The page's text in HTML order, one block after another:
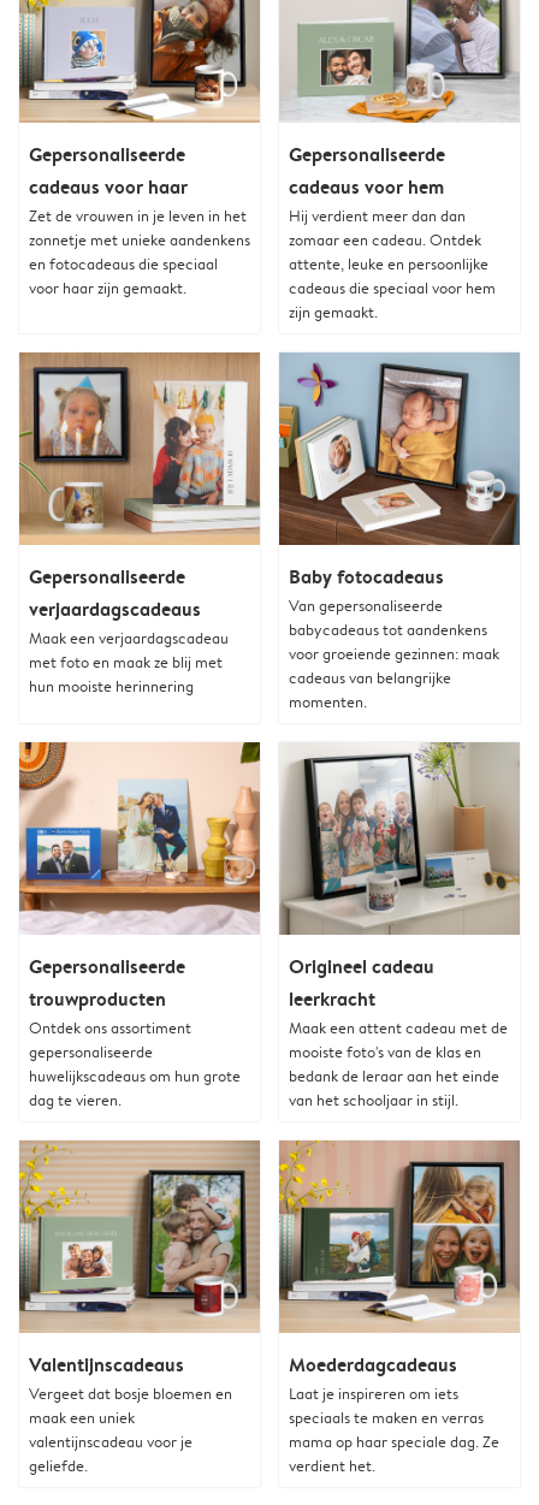
Gepersonaliseerde
cadeaus voor haar
Zet de vrouwen in je leven in het
zonnetje met unieke aandenkens
en fotocadeaus die speciaal
voor haar zijn gemaakt.
Gepersonaliseerde
cadeaus voor hem
Hij verdient meer dan dan
zomaar een cadeau. Ontdek
attente, leuke en persoonlijke
cadeaus die speciaal voor hem
zijn gemaakt.
Gepersonaliseerde
verjaardagscadeaus
Maak een verjaardagscadeau
met foto en maak ze blij met
hun mooiste herinnering
Baby fotocadeaus
Van gepersonaliseerde
babycadeaus tot aandenkens
voor groeiende gezinnen: maak
cadeaus van belangrijke
momenten.
Gepersonaliseerde
trouwproducten
Ontdek ons assortiment
gepersonaliseerde
huwelijkscadeaus om hun grote
dag te vieren.
Origineel cadeau
leerkracht
Maak een attent cadeau met de
mooiste foto's van de klas en
bedank de leraar aan het einde
van het schooljaar in stijl.
Valentijnscadeaus
Vergeet dat bosje bloemen en
maak een uniek
valentijnscadeau voor je
geliefde.
Moederdagcadeaus
Laat je inspireren om iets
speciaals te maken en verras
mama op haar speciale dag. Ze
verdient het.